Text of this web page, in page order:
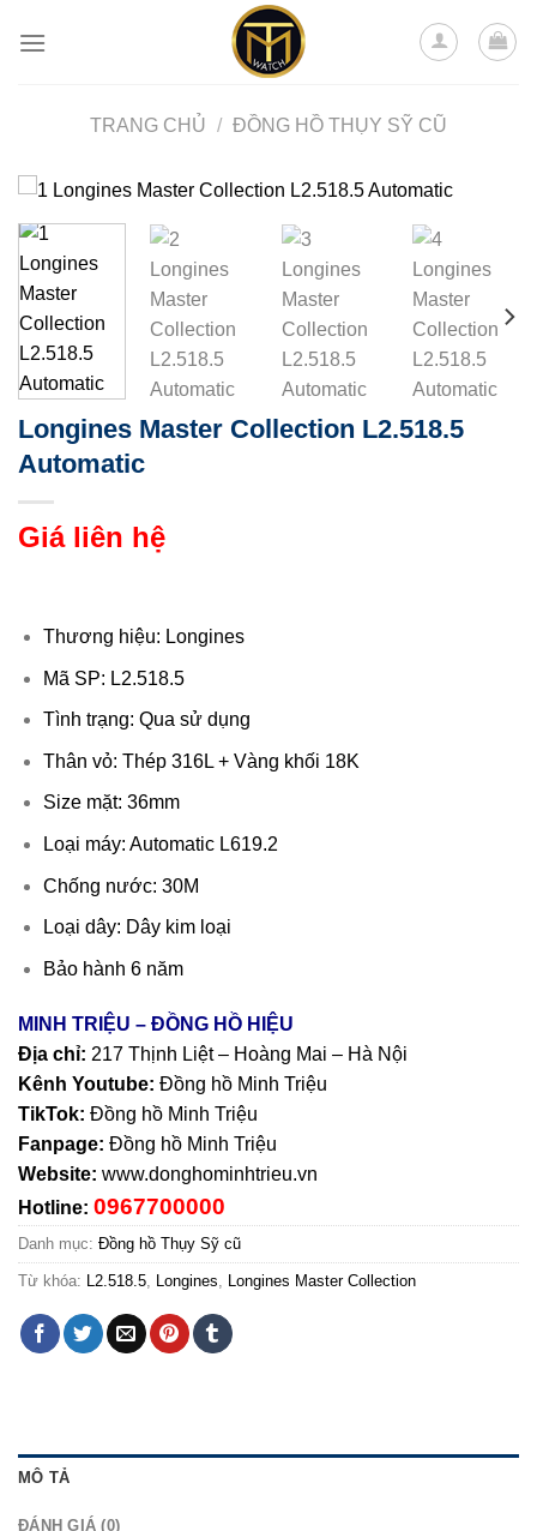
TRANG CHỦ / ĐỒNG HỒ THỤY SỸ CŨ
Longines Master Collection L2.518.5
Automatic
Giá liên hệ
Thương hiệu: Longines
Mã SP: L2.518.5
Tình trạng: Qua sử dụng
Thân vỏ: Thép 316L + Vàng khối 18K
Size mặt: 36mm
Loại máy: Automatic L619.2
Chống nước: 30M
Loại dây: Dây kim loại
Bảo hành 6 năm
MINH TRIỆU – ĐỒNG HỒ HIỆU
Địa chỉ: 217 Thịnh Liệt – Hoàng Mai – Hà Nội
Kênh Youtube: Đồng hồ Minh Triệu
TikTok: Đồng hồ Minh Triệu
Fanpage: Đồng hồ Minh Triệu
Website: www.donghominhtrieu.vn
Hotline: 0967700000
Danh mục: Đồng hồ Thụy Sỹ cũ
Từ khóa: L2.518.5 Longines Longines Master Collection
MÔ TẢ
ĐÁNH GIÁ (0)